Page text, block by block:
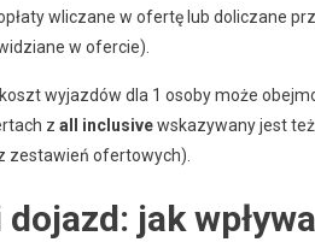
wliczane w ofertę lub doliczane
w ofercie).
wyjazdów dla 1 osoby może
z all inclusivewskazywany jest
zestawień ofertowych).
jak